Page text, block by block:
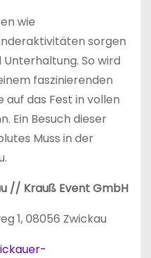
wie
sorgen
So wird
faszinierenden
das Fest in vollen
Ein Besuch dieser
Muss in der
// Krauß Event GmbH
1, 08056 Zwickau